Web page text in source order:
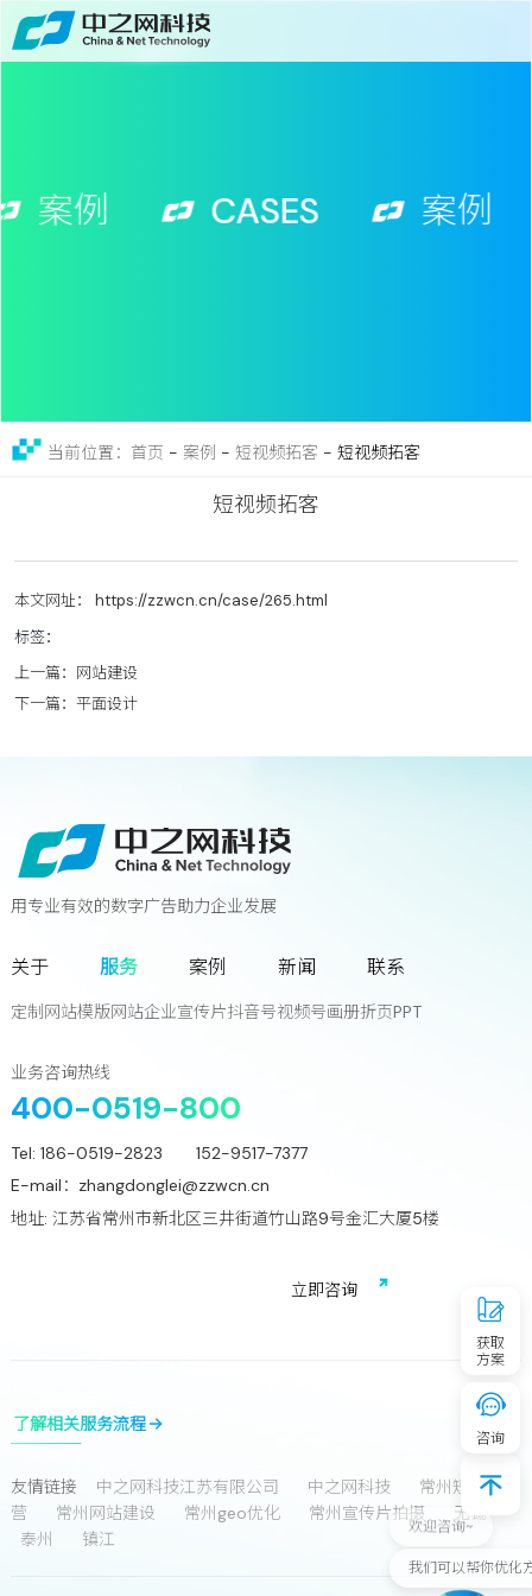
案例
案例 CASES 案例
当前位置：首页 - 案例 - 短视频拓客 - 短视频拓客
短视频拓客
本文网址： https://zzwcn.cn/case/265.html
标签：
上一篇： 网站建设
下一篇： 平面设计
只差一次对话!
用专业有效的数字广告助力企业发展
获取
方案
咨询
欢迎咨询~
我们可以帮你优化
关于 服务 案例 新闻 联系
定制网站模版网站企业宣传片抖音号视频号画册折页PPT
业务咨询热线
400-0519-800
Tel: 186-0519-2823 152-9517-7377
E-mail： zhangdonglei@zzwcn.cn
地址: 江苏省常州市新北区三井街道竹山路9号金汇大厦5楼
立即咨询
了解相关服务流程
友情链接 中之网科技江苏有限公司 中之网科技
常州短视频运
营
常州网站建设 常州geo优化 常州宣传片拍摄
无锡
泰州
镇江